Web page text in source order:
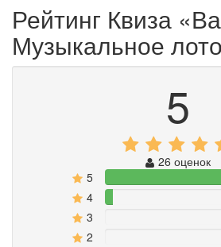
Рейтинг Квиза
Музыкальное
5
26 оценок
5
96.153846153846%
4 3.8461538461538%
3
2